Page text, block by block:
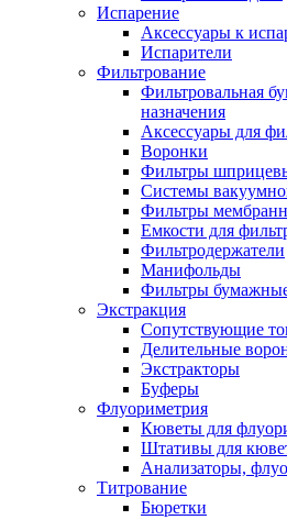
Испарение
Аксессуары к
Испарители
Фильтрование
Фильтровальная
назначения
Аксессуары для
Воронки
Фильтры
Системы
Фильтры
Емкости для
Фильтродержатели
Манифольды
Фильтры
Экстракция
Сопутствующие
Делительные
Экстракторы
Буферы
Флуориметрия
Кюветы для
Штативы для
Анализаторы,
Титрование
Бюретки